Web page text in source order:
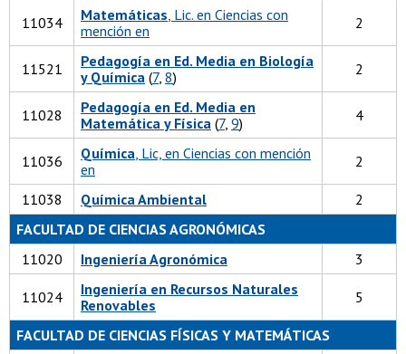
11034 Matemáticas , Lic. en Ciencias con
mención en
2
11521
Pedagogía en Ed. Media en Biología
y Química (7, 8) 2
11028
Pedagogía en Ed. Media en
Matemática y Física (7, 9) 4
11036 Química , Lic, en Ciencias con mención
en
2
11038 Química Ambiental
2
FACULTAD DE CIENCIAS AGRONÓMICAS
11020
Ingeniería Agronómica 3
11024
Ingeniería en Recursos Naturales
Renovables
5
FACULTAD DE CIENCIAS FÍSICAS Y MATEMÁTICAS